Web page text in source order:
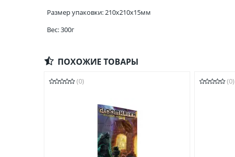
Размер упаковки: 210x210x15мм
Вес: 300г
ПОХОЖИЕ ТОВАРЫ
(0) (0)